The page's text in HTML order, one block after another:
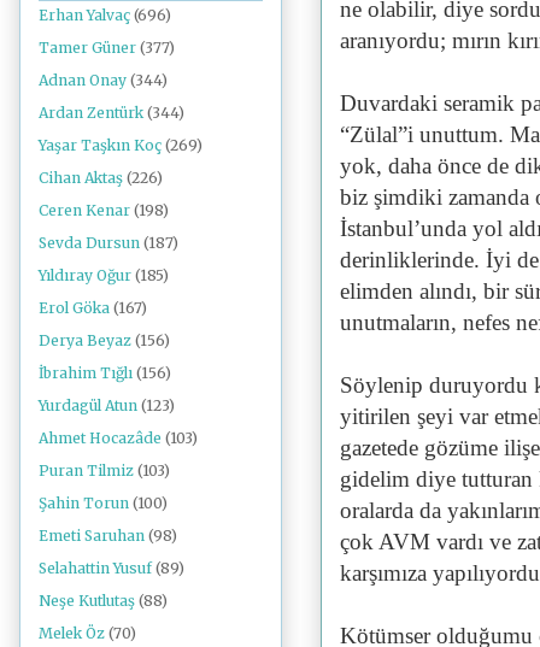
ne olabilir, diye
aranıyordu; mırın
Duvardaki seramik
“Zülal”i unuttum.
yok, daha önce de
biz şimdiki zamanda
İstanbul’unda yol
derinliklerinde. İyi de
elimden alındı, bir
unutmaların, nefes
Söylenip duruyordu
yitirilen şeyi var
gazetede gözüme
gidelim diye
oralarda da
çok AVM vardı ve
karşımıza
Kötümser olduğumu
Erhan Yalvaç (696)
Tamer Güner (377)
Adnan Onay (344)
Ardan Zentürk (344)
Yaşar Taşkın Koç (269)
Cihan Aktaş (226)
Ceren Kenar (198)
Sevda Dursun (187)
Yıldıray Oğur (185)
Erol Göka (167)
Derya Beyaz (156)
İbrahim Tığlı (156)
Yurdagül Atun (123)
Ahmet Hocazâde (103)
Puran Tilmiz (103)
Şahin Torun (100)
Emeti Saruhan (98)
Selahattin Yusuf (89)
Neşe Kutlutaş (88)
Melek Öz (70)